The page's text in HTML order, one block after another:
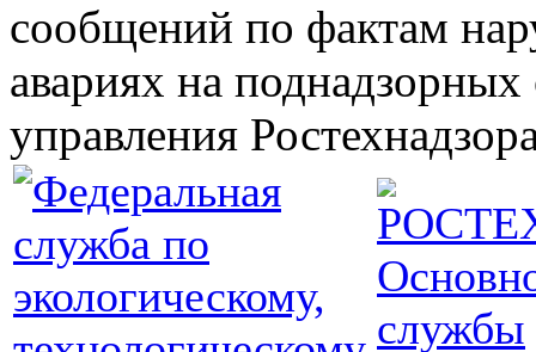
сообщений по фактам
авариях на поднадзорных
управления
службы